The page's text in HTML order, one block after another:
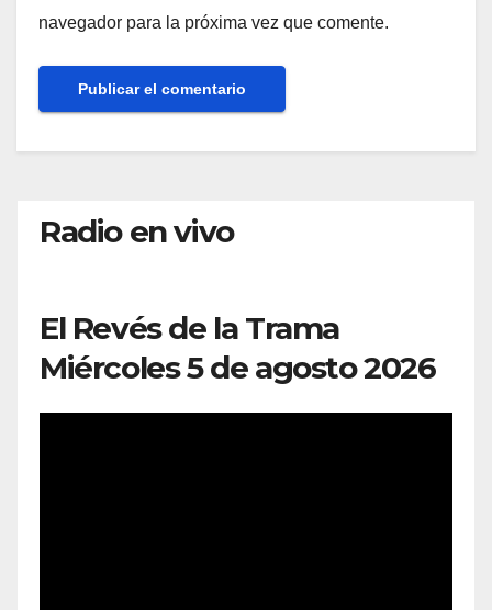
navegador para la próxima vez que comente.
Radio en vivo
El Revés de la Trama
Miércoles 5 de agosto 2026